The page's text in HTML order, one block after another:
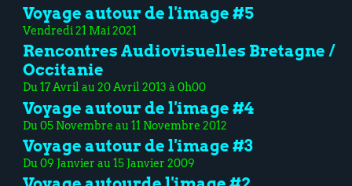
Voyage autour de l'image #5
Vendredi 21 Mai 2021
Rencontres Audiovisuelles Bretagne /
Occitanie
Du 17 Avril au 20 Avril 2013 à 0h00
Voyage autour de l'image #4
Du 05 Novembre au 11 Novembre 2012
Voyage autour de l'image #3
Du 09 Janvier au 15 Janvier 2009